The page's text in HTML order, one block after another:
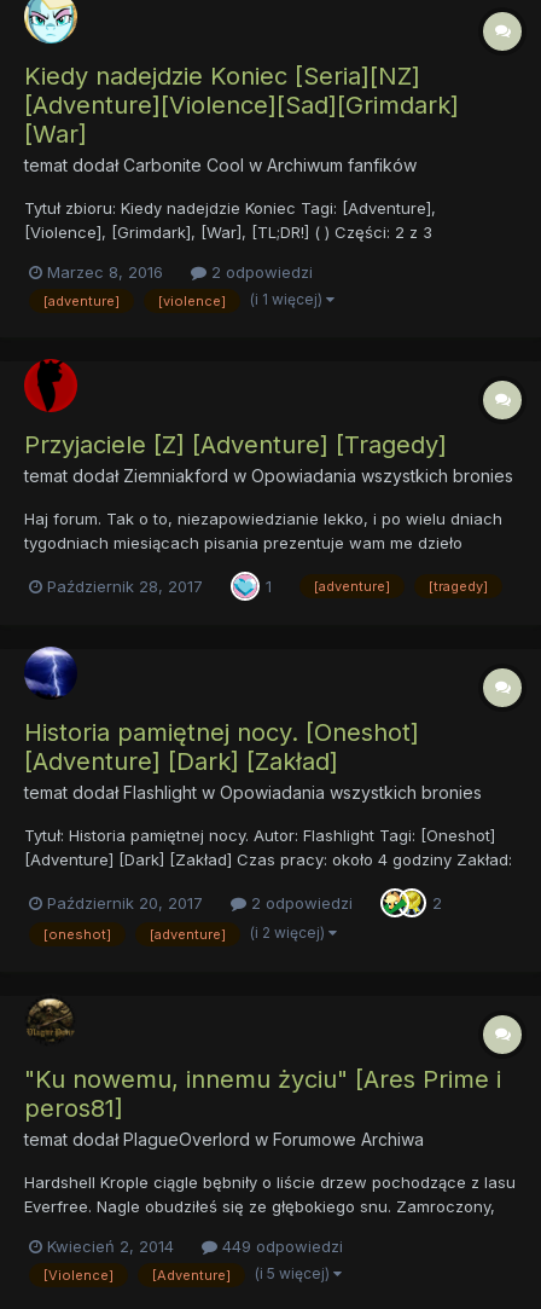
Kiedy nadejdzie Koniec [Seria][NZ]
[Adventure][Violence][Sad][Grimdark]
[War]
temat dodałCarbonite Cool w Archiwum fanfików
Tytuł zbioru: Kiedy nadejdzie Koniec Tagi: [Adventure],
[Violence], [Grimdark], [War], [TL;DR!] ( ) Części: 2 z 3
uwagi na rozmiar oraz to co w bazowym tekście powyczyniał
Autor - chwilowo nie śmiem ruszać oryginalneg...
Marzec 8, 2016 2 odpowiedzi
[adventure] [violence] (i 1 więcej)
Przyjaciele [Z] [Adventure] [Tragedy]
temat dodał Ziemniakford w Opowiadania wszystkich bronies
Haj forum. Tak o to, niezapowiedzianie lekko, i po wielu dniach
tygodniach miesiącach pisania prezentuje wam me dzieło
fanhycem) jest inspirowany wieloma rzeczami, osobami i
Październik 28, 2017 1 [adventure] [tragedy]
Historia pamiętnej nocy. [Oneshot]
[Adventure] [Dark] [Zakład]
temat dodałFlashlight w Opowiadania wszystkich bronies
Tytuł: Historia pamiętnej nocy. Autor: Flashlight Tagi: [Oneshot]
[Adventure] [Dark] [Zakład] Czas pracy: około 4 godziny Zakład:
Gdy dwóch bronych spotyka się w KFC i zaczyna dyskutować
na temat nieuchronnej śmierci forum, zaczynają mieć dziwne
pomysły. Na przykład z...
Październik 20, 2017 2 odpowiedzi 2
[oneshot] [adventure] (i 2 więcej)
"Ku nowemu, innemu życiu" [Ares Prime i
peros81]
temat dodałPlagueOverlord w Forumowe Archiwa
Hardshell Krople ciągle bębniły o liście drzew pochodzące z lasu
Everfree. Nagle obudziłeś się ze głębokiego snu. Zamroczony,
codziennie. Budzisz się, otwierasz oczy. Widzisz przed sobą
tylko zielone ściany. Dotykasz ich. Miękkie i d...
Kwiecień 2, 2014 449 odpowiedzi
[Violence] [Adventure] (i 5 więcej)